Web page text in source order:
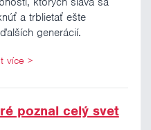
a trblietať ešte
generácií.
více >
poznal celý svet